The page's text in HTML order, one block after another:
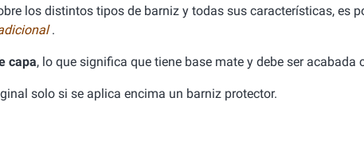
los distintos tipos de barniz y todas sus características, es
.
capa, lo que significa que tiene base mate y debe ser acabada
solo si se aplica encima un barniz protector.